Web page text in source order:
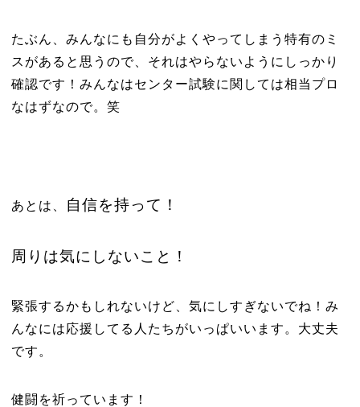
たぶん、みんなにも自分がよくやってしまう特有のミ
スがあると思うので、それはやらないようにしっかり
確認です！みんなはセンター試験に関しては相当プロ
なはずなので。笑
あとは、 自信を持って！
周りは気にしないこと！
緊張するかもしれないけど、気にしすぎないでね！み
んなには応援してる人たちがいっぱいいます。大丈夫
です。
健闘を祈っています！